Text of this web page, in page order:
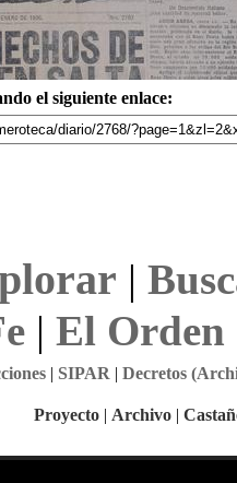
el siguiente enlace:
|
| El Orden
| SIPAR | Decretos
Proyecto | Archivo |